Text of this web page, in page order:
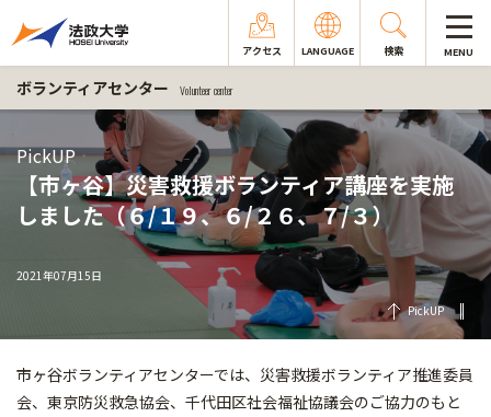
アクセス LANGUAGE 検索 MENU
ボランティアセンター Volunteer center
PickUP
【市ヶ谷】災害救援ボランティア講座を実施
しました（６/１９、６/２６、７/３）
2021年07月15日
PickUP
市ヶ谷ボランティアセンターでは、災害救援ボランティア推進委員
会、東京防災救急協会、千代田区社会福祉協議会のご協力のもと